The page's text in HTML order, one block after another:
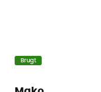
Brugt